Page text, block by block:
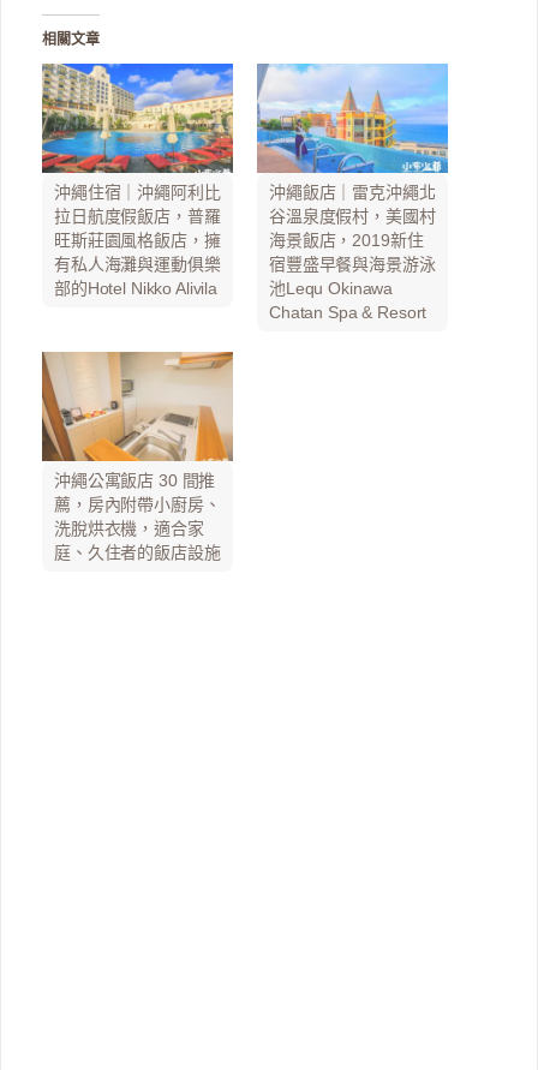
相關文章
沖繩住宿｜沖繩阿利比
拉日航度假飯店，普羅
旺斯莊園風格飯店，擁
有私人海灘與運動俱樂
部的Hotel Nikko Alivila
沖繩飯店｜雷克沖繩北
谷溫泉度假村，美國村
海景飯店，2019新住
宿豐盛早餐與海景游泳
池Lequ Okinawa
Chatan Spa & Resort
沖繩公寓飯店 30 間推
薦，房內附帶小廚房、
洗脫烘衣機，適合家
庭、久住者的飯店設施